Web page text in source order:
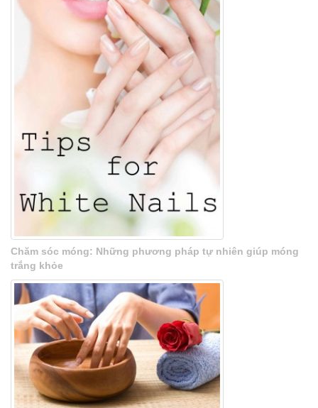
Chăm sóc móng: Những phương pháp tự nhiên giúp móng
trắng khỏe